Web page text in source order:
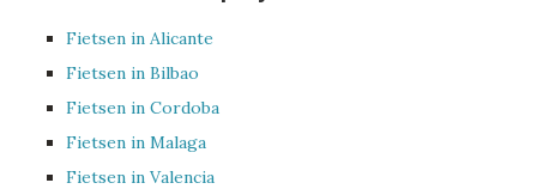
Fietsen in Alicante
Fietsen in Bilbao
Fietsen in Cordoba
Fietsen in Malaga
Fietsen in Valencia